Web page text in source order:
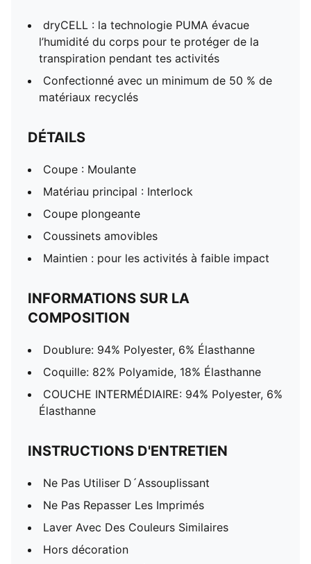
dryCELL : la technologie PUMA évacue
l’humidité du corps pour te protéger de la
transpiration pendant tes activités
Confectionné avec un minimum de 50 % de
matériaux recyclés
DÉTAILS
Coupe : Moulante
Matériau principal : Interlock
Coupe plongeante
Coussinets amovibles
Maintien : pour les activités à faible impact
INFORMATIONS SUR LA
COMPOSITION
Doublure: 94% Polyester, 6% Élasthanne
Coquille: 82% Polyamide, 18% Élasthanne
COUCHE INTERMÉDIAIRE: 94% Polyester, 6%
Élasthanne
INSTRUCTIONS D'ENTRETIEN
Ne Pas Utiliser D´Assouplissant
Ne Pas Repasser Les Imprimés
Laver Avec Des Couleurs Similaires
Hors décoration